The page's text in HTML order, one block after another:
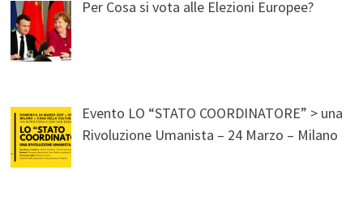
Per Cosa si vota alle Elezioni Europee?
Evento LO “STATO COORDINATORE” > una
Rivoluzione Umanista – 24 Marzo – Milano